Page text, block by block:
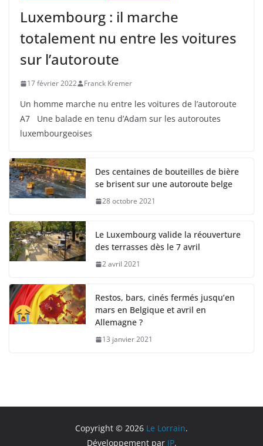
Luxembourg : il marche
totalement nu entre les voitures
sur l’autoroute
17 février 2022 Franck Kremer
Un homme marche nu entre les voitures de l’autoroute
A7 Une balade en tenu d’Adam sur les autoroutes
luxembourgeoises
Des centaines de bouteilles de bière
se brisent sur une autoroute belge
28 octobre 2021
Le Luxembourg valide la réouverture
des terrasses dès le 7 avril
2 avril 2021
Restos, bars, cinés fermés jusqu’en
mars en Belgique et avril en
Allemagne ?
13 janvier 2021
Copyright © 2026 Le Lorrain.
Développement par JP.